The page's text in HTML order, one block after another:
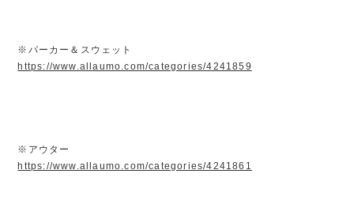
※パーカー＆スウェット
https://www.allaumo.com/categories/4241859
※アウター
https://www.allaumo.com/categories/4241861